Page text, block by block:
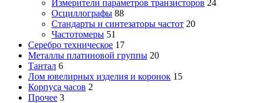
Измерители параметров транзисторов 24
Осциллографы 88
Стандарты и синтезаторы частот 20
Частотомеры 51
Серебро техническое 17
Металлы платиновой группы 20
Тантал 6
Лом ювелирных изделия и коронок 15
Корпуса часов 2
Прочее 3